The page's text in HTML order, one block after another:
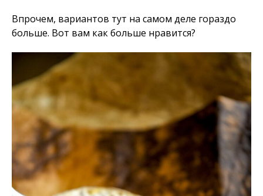
Впрочем, вариантов тут на самом деле гораздо
больше. Вот вам как больше нравится?